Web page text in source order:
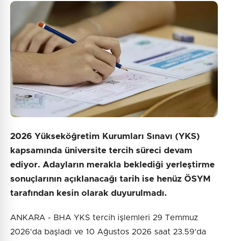
2026 Yükseköğretim Kurumları Sınavı (YKS)
kapsamında üniversite tercih süreci devam
ediyor. Adayların merakla beklediği yerleştirme
sonuçlarının açıklanacağı tarih ise henüz ÖSYM
tarafından kesin olarak duyurulmadı.
ANKARA - BHA YKS tercih işlemleri 29 Temmuz
2026'da başladı ve 10 Ağustos 2026 saat 23.59'da